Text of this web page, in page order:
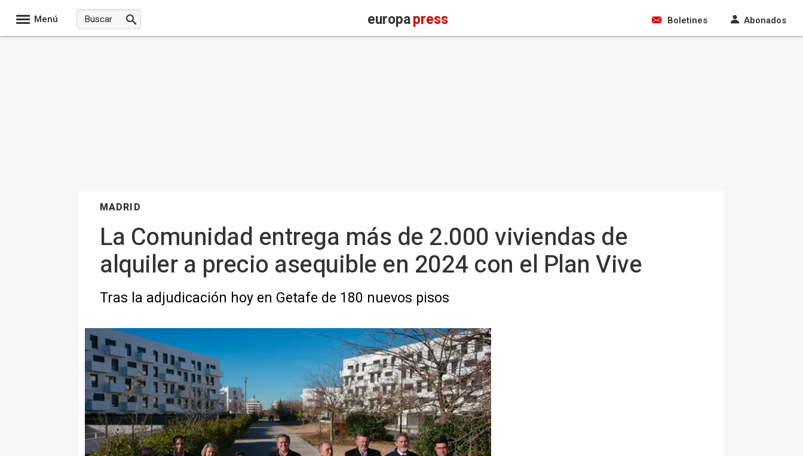
Menú europapress Boletines Abonados
MADRID
La Comunidad entrega más de 2.000 viviendas de
alquiler a precio asequible en 2024 con el Plan Vive
Tras la adjudicación hoy en Getafe de 180 nuevos pisos